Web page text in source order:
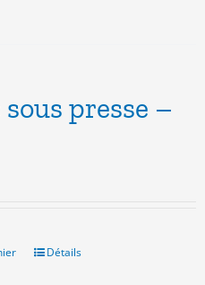
sous presse –
Détails